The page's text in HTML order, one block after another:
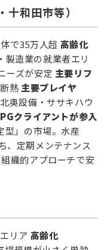
和田市等）
で35万人超 高齢化
製造業の就業者エリ
ーズが安定 主要リフ
熱 主要プレイヤ
奥設備・ササキハウ
PGクライアントが参入
型」の市場。水産
、定期メンテナンス
織的アプローチで安
リア 高齢化